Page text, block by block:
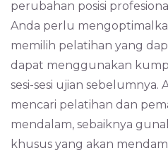
perubahan posisi
Anda perlu
memilih pelatihan yang
dapat menggunakan
sesi-sesi ujian sebelumnya.
mencari pelatihan dan
mendalam, sebaiknya
khusus yang akan